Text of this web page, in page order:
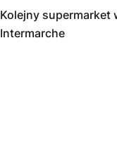
Kolejny supermarket
Intermarche